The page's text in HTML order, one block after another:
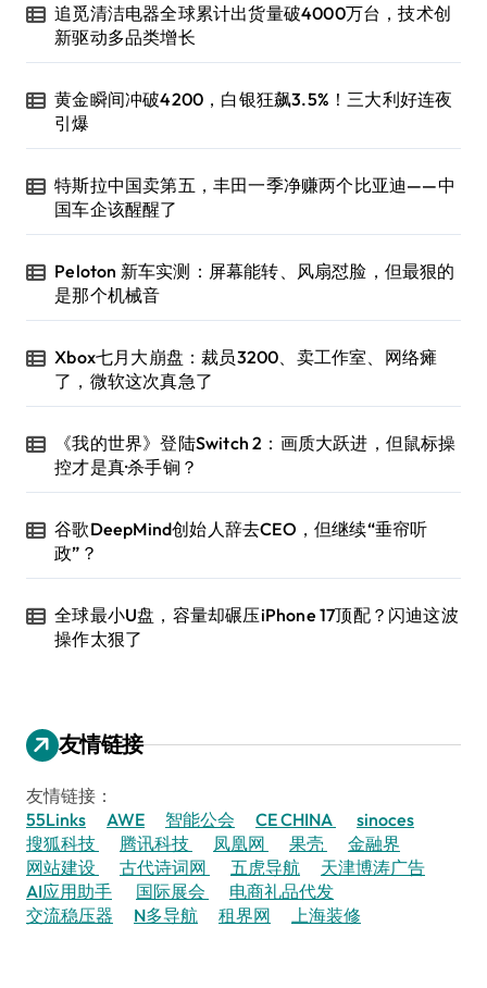
追觅清洁电器全球累计出货量破4000万台，技术创
新驱动多品类增长
黄金瞬间冲破4200，白银狂飙3.5%！三大利好连夜
引爆
特斯拉中国卖第五，丰田一季净赚两个比亚迪——中
国车企该醒醒了
Peloton 新车实测：屏幕能转、风扇怼脸，但最狠的
是那个机械音
Xbox七月大崩盘：裁员3200、卖工作室、网络瘫
了，微软这次真急了
《我的世界》登陆Switch 2：画质大跃进，但鼠标操
控才是真·杀手锏？
谷歌DeepMind创始人辞去CEO，但继续“垂帘听
政”？
全球最小U盘，容量却碾压iPhone 17顶配？闪迪这波
操作太狠了
友情链接
友情链接：
55Links
AWE 智能公会 CE CHINA
sinoces
搜狐科技
腾讯科技 凤凰网 果壳
金融界
网站建设
古代诗词网 五虎导航
天津博涛广告
AI应用助手
国际展会
电商礼品代发
交流稳压器
N多导航 租界网 上海装修